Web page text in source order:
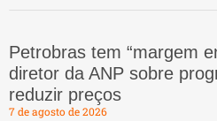
Petrobras tem “margem
diretor da ANP sobre
reduzir preços
7 de agosto de 2026